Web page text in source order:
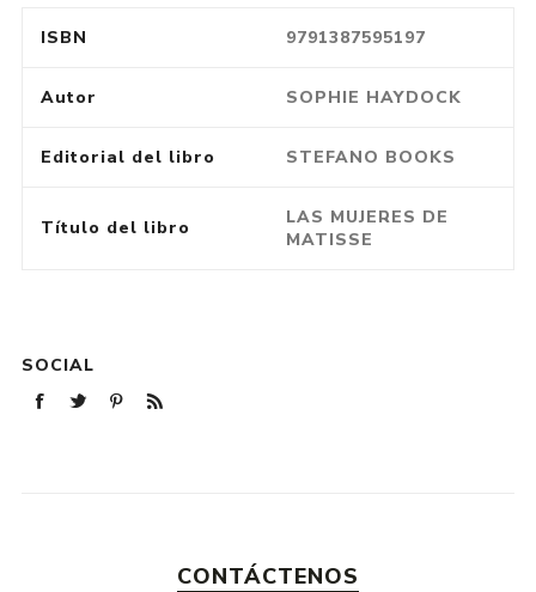
ISBN 9791387595197
Autor SOPHIE HAYDOCK
Editorial del libro STEFANO BOOKS
Título del libro
LAS MUJERES DE
MATISSE
SOCIAL
CONTÁCTENOS